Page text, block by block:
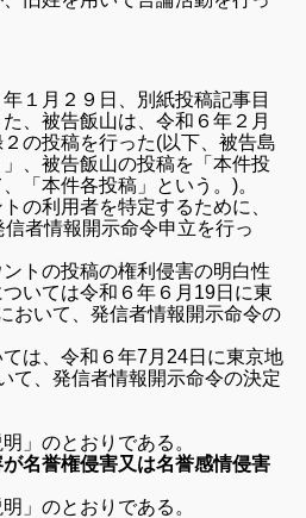
１月２９日、 別紙投稿記事目
、被告飯山は、令和６年２月
の投稿を行った(以下、被告島
、被告飯山の投稿を「本件投
「本件各投稿」という。)。
利用者を特定するために、
者情報開示命令申立を行っ
の投稿の権利侵害の明白性
いては令和６年６月19日に東
おいて、発信者情報開示命令の
ては、令和６年7月24日に東京地
て、発信者情報開示命令の決定
のとおりである。
名誉権侵害又は名誉感情侵害
のとおりである。